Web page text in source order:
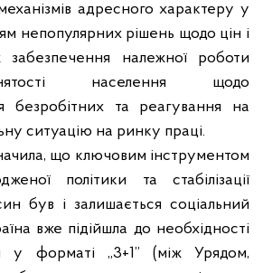
адресного характеру у
непопулярних рішень щодо цін і
забезпечення належної роботи
населення щодо
безробітних та реагування на
ситуацію на ринку праці.
що ключовим інструментом
політики та стабілізації
був і залишається соціальний
вже підійшла до необхідності
у форматі „3+1” (між Урядом,